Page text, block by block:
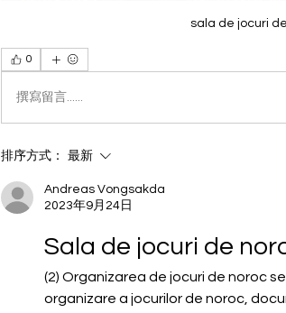
sala de jocuri
0
撰寫留言......
排序方式： 最新
Andreas Vongsakda
2023年9月24日
Sala de jocuri de
(2) Organizarea de jocuri de noroc
organizare a jocurilor de noroc,